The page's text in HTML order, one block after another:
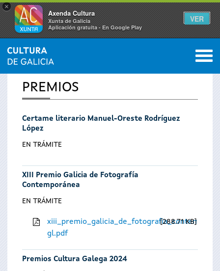
×
Axenda Cultura
Xunta de Galicia
Aplicación gratuíta - En Google Play
VER
Vostede
está
aquí
INICIO 0
PREMIOS
Certame literario Manuel-Oreste Rodríguez
López
EN TRÁMITE
XIII Premio Galicia de Fotografía
Contemporánea
EN TRÁMITE
gl.pdf
288.71 KB
Premios Cultura Galega 2024